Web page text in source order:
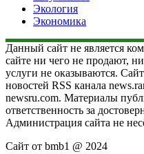
Экология
Экономика
Данный сайт не является
сайте ни чего не продают,
услуги не оказываются.
новостей RSS канала
newsru.com. Материалы
ответственность за
Администрация сайта не
Сайт от bmb1 @ 2024